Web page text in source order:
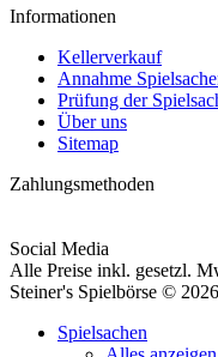
Informationen
Kellerverkauf
Annahme
Prüfung der
Über uns
Sitemap
Zahlungsmethoden
Social Media
Alle Preise inkl. gesetzl.
Steiner's Spielbörse ©
Spielsachen